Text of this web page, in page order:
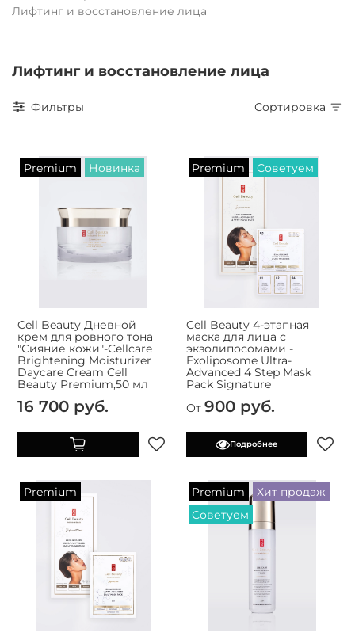
Лифтинг и восстановление лица
Лифтинг и восстановление лица
Фильтры Сортировка
Premium Новинка
Cell Beauty Дневной
крем для ровного тона
"Сияние кожи"-Cellcare
Brightening Moisturizer
Daycare Cream Cell
Beauty Premium,50 мл
16 700 руб.
Premium Советуем
Cell Beauty 4-этапная
маска для лица с
экзолипосомами -
Exoliposome Ultra-
Advanced 4 Step Mask
Pack Signature
От 900 руб.
Подробнее
Premium Premium
Хит продаж
Советуем